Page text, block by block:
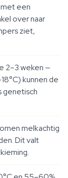
een
over naar
ziet,
2–3 weken —
kunnen de
genetisch
melkachtig
Dit valt